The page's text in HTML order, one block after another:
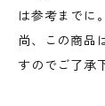
は参考までに。
尚、この商品
すのでご了承